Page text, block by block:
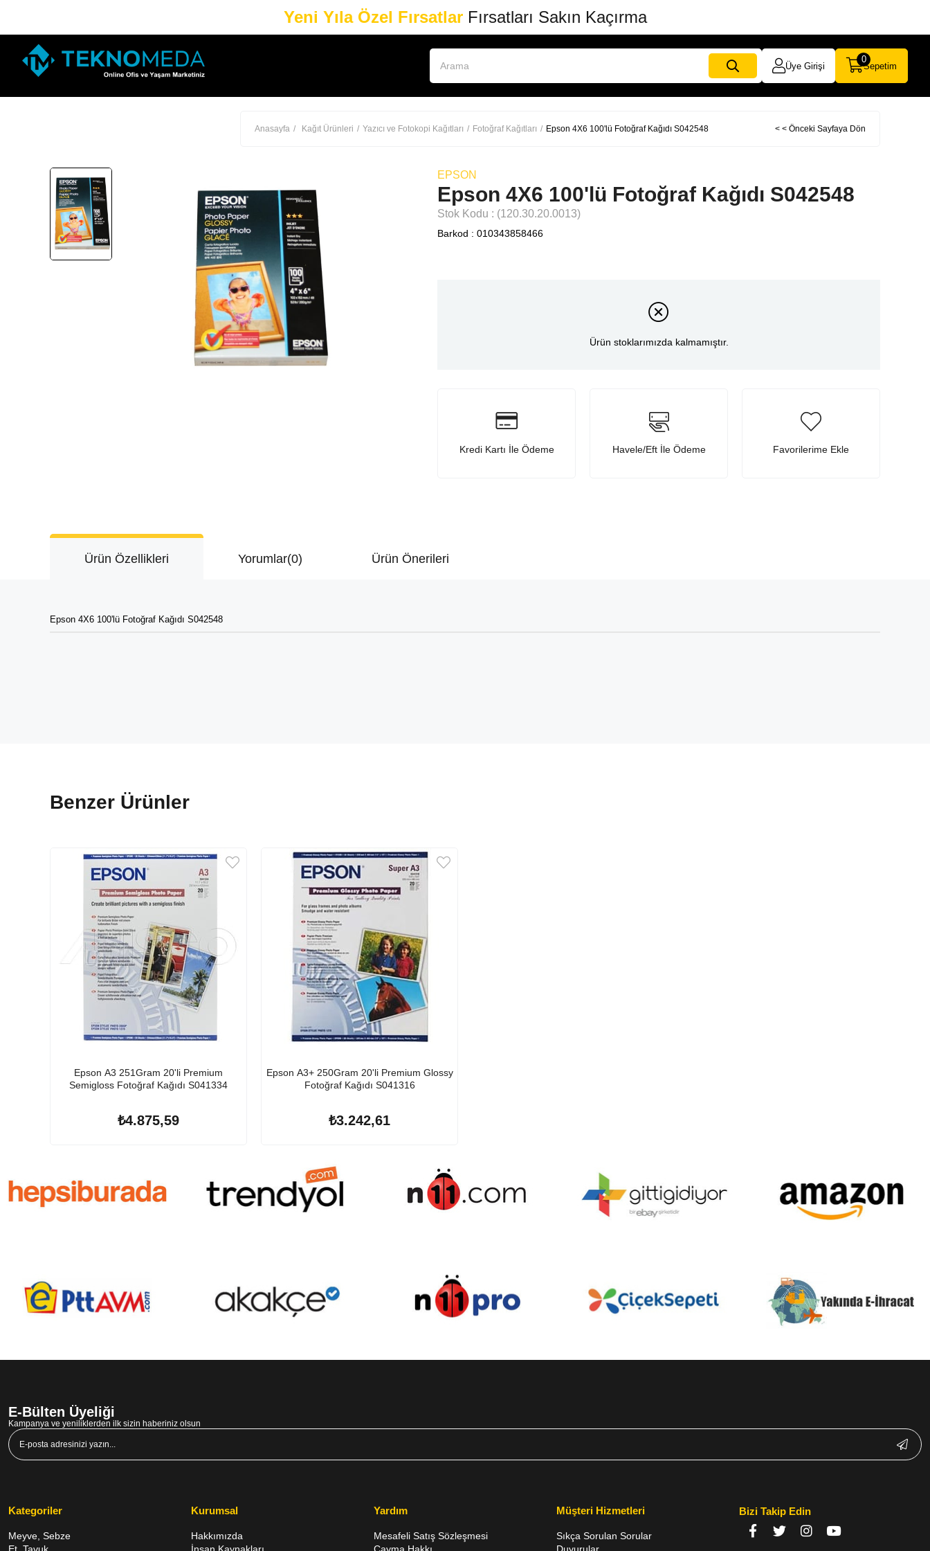
Yeni Yıla Özel FırsatlarFırsatları Sakın Kaçırma
Üye Girişi Sepetim
0
Anasayfa Kağıt Ürünleri Yazıcı ve Fotokopi Kağıtları Fotoğraf Kağıtları Epson 4X6 100'lü Fotoğraf Kağıdı S042548 < < Önceki Sayfaya Dön
EPSON
Epson 4X6 100'lü Fotoğraf Kağıdı S042548
Stok Kodu (120.30.20.0013)
Barkod : 010343858466
Ürün stoklarımızda kalmamıştır.
Kredi Kartı İle Ödeme Havele/Eft İle Ödeme Favorilerime Ekle
Ürün Özellikleri Yorumlar(0) Ürün Önerileri
Epson 4X6 100'lü Fotoğraf Kağıdı S042548
Benzer Ürünler
Epson A3 251Gram 20'li Premium
Semigloss Fotoğraf Kağıdı S041334
₺4.875,59
Epson A3+ 250Gram 20'li Premium Glossy
Fotoğraf Kağıdı S041316
₺3.242,61
E-Bülten Üyeliği
Kampanya ve yeniliklerden ilk sizin haberiniz olsun
Kategoriler
Meyve, Sebze
Et, Tavuk,
Kurumsal
Hakkımızda
İnsan Kaynakları
Yardım
Mesafeli Satış Sözleşmesi
Cayma Hakkı
Müşteri Hizmetleri
Sıkça Sorulan Sorular
Duyurular
Bizi Takip Edin